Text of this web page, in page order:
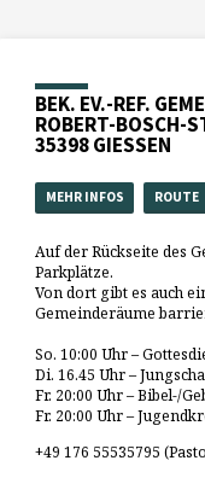
BEK. EV.-REF.
ROBERT-BOSCH-
35398 GIESSEN
MEHR INFOS ROUTE
Auf der Rückseite des
Parkplätze.
Von dort gibt es auch
Gemeinderäume
So. 10:00 Uhr –
Di. 16.45 Uhr –
Fr. 20:00 Uhr – Bibel-/
Fr. 20:00 Uhr –
+49 176 55535795